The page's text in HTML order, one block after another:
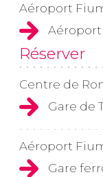
Aéroport
Réserver
Centre de
Gare de
Aéroport
Gare